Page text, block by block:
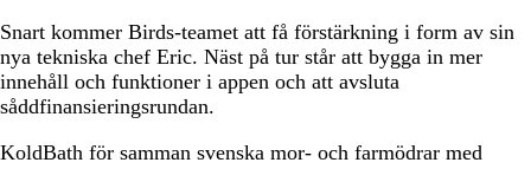
Snart kommer Birds-teamet att få förstärkning i form av sin
nya tekniska chef Eric. Näst på tur står att bygga in mer
innehåll och funktioner i appen och att avsluta
såddfinansieringsrundan.
KoldBath för samman svenska mor- och farmödrar med